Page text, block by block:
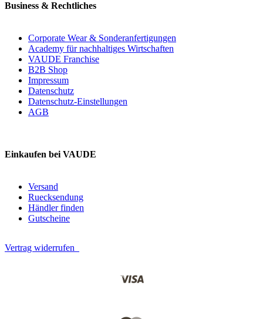
Business & Rechtliches
Corporate Wear & Sonderanfertigungen
Academy für nachhaltiges Wirtschaften
VAUDE Franchise
B2B Shop
Impressum
Datenschutz
Datenschutz-Einstellungen
AGB
Einkaufen bei VAUDE
Versand
Ruecksendung
Händler finden
Gutscheine
Vertrag widerrufen